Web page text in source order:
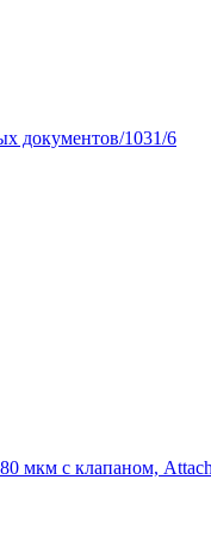
документов/1031/6
мкм с клапаном,